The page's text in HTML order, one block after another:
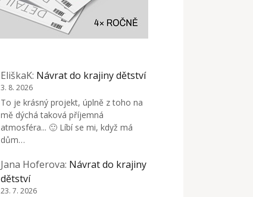
EliškaK: Návrat do krajiny dětství
3. 8. 2026
To je krásný projekt, úplně z toho na
mě dýchá taková příjemná
atmosféra... 🙂 Líbí se mi, když má
dům…
Jana Hoferova: Návrat do krajiny
dětství
23. 7. 2026